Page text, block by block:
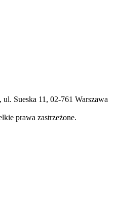
Sueska 11, 02-761 Warszawa
prawa zastrzeżone.